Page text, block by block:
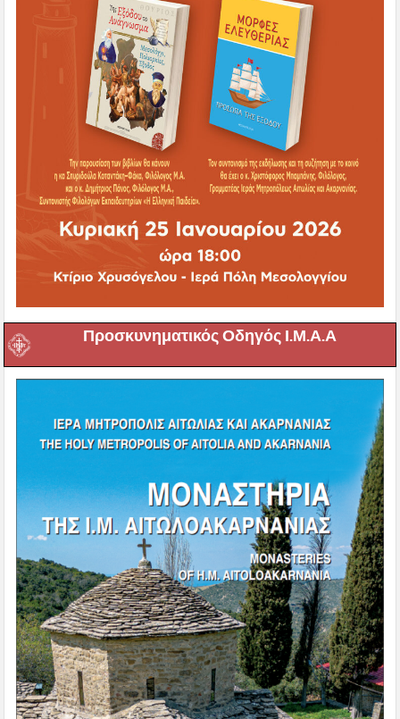
Προσκυνηματικός Οδηγός Ι.Μ.Α.Α